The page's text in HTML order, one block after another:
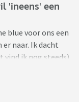
'ineens' een
blue voor ons een
naar. Ik dacht
vind ik nog steeds)
binnen no time
weken later als